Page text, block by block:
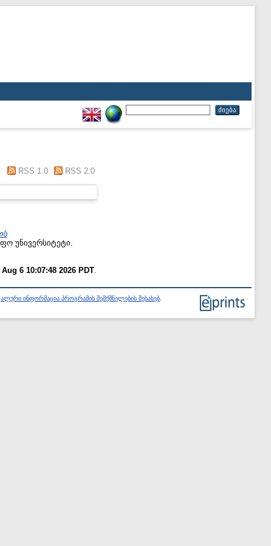
RSS 1.0 RSS 2.0
უნივერსიტეტი.
6 10:07:48 2026 PDT
ინფორმაცია პროგრამის შემქმნელების შესახებ